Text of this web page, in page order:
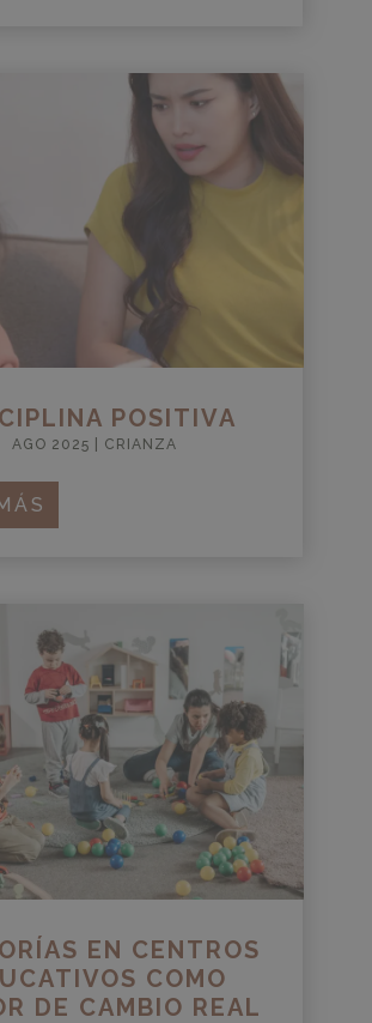
POSITIVA
AGO 2025 CRIANZA
EN CENTROS
COMO
DE CAMBIO REAL